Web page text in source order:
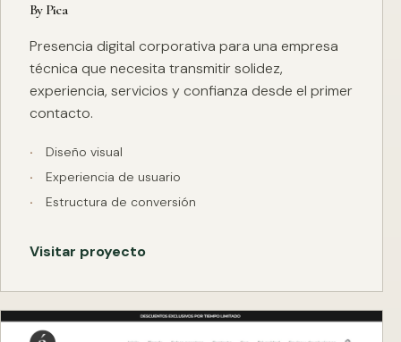
By Pica
Presencia digital corporativa para una empresa
técnica que necesita transmitir solidez,
experiencia, servicios y confianza desde el primer
contacto.
Diseño visual
Experiencia de usuario
Estructura de conversión
Visitar proyecto